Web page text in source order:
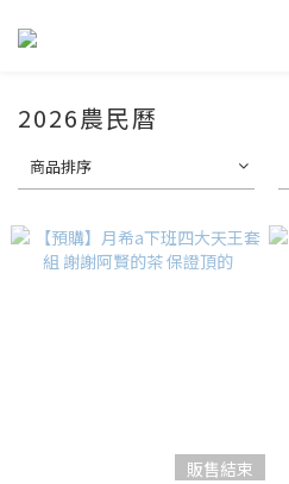
2026農民曆
商品排序
販售結束